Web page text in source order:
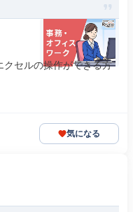
セルの操作ができる方
気になる